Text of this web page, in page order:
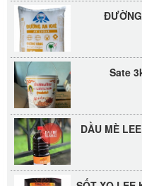
Sate
DẦU MÈ
SỐT XO